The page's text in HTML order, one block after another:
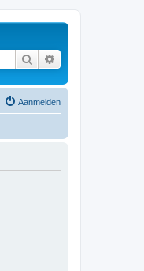
Zoek
Aanmelden